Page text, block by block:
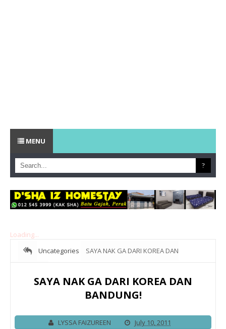
MENU
Loading...
Uncategories
SAYA NAK GA DARI KOREA DAN
SAYA NAK GA DARI KOREA DAN
BANDUNG!
LYSSA FAIZUREEN July 10, 2011